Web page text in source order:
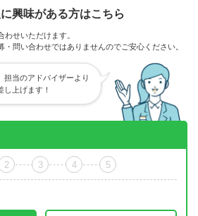
興味がある方はこちら
せいただけます。
・問い合わせではありませんのでご安心ください。
担当のアドバイザーより
し上げます！
2 3 4 5